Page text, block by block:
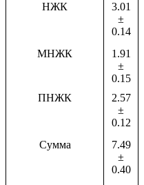
НЖК
3.01
±
0.14
МНЖК
1.91
±
0.15
ПНЖК
2.57
±
0.12
Сумма
7.49
±
0.40